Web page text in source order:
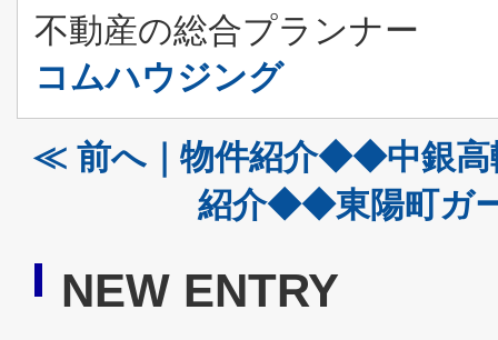
不動産の総合プランナー
コムハウジング
≪ 前へ｜物件紹介◆◆中銀
紹介◆◆東陽町ガ
NEW ENTRY